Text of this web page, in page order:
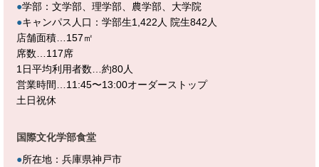
●学部：文学部、理学部、農学部、大学院
●キャンパス人口：学部生1,422人 院生842人
店舗面積…157㎡
席数…117席
1日平均利用者数…約80人
営業時間…11:45〜13:00オーダーストップ
土日祝休
国際文化学部食堂
●所在地：兵庫県神戸市